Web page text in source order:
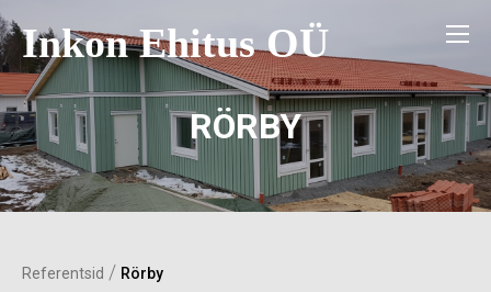
Inkon Ehitus OÜ
RÖRBY
Referentsid / Rörby